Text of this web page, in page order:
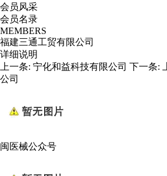
会员风采
会员名录
MEMBERS
福建三通工贸有限公司
详细说明
上一条: 宁化和益科技有限公司 下一条:
公司
闽医械公众号